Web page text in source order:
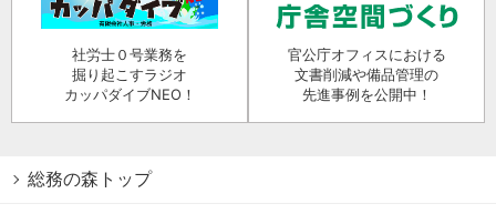
社労士０号業務を
掘り起こすラジオ
カッパダイブNEO！
官公庁オフィスにおける
文書削減や備品管理の
先進事例を公開中！
総務の森トップ